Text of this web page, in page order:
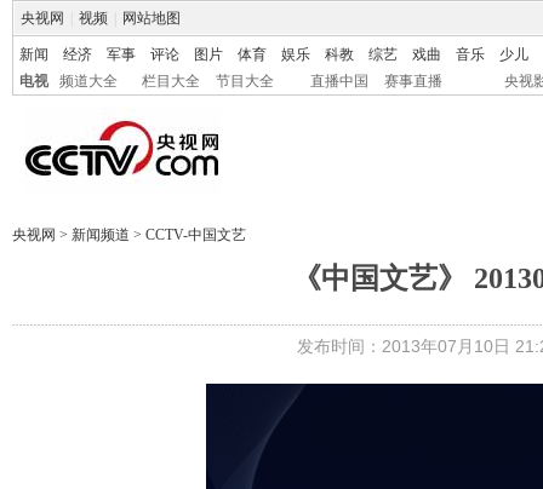
央视网 视频 网站地图
新闻 经济 军事 评论 图片 体育 娱乐 科教 综艺 戏曲 音乐
少儿
电视
频道大全 栏目大全 节目大全 直播中国 赛事直播 央视
央视网 > 新闻频道 > CCTV-中国文艺
《中国文艺》
发布时间：2013年07月10日